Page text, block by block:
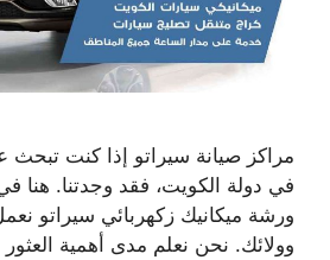
مراكز صيانة سيراتو إذا كنت
في دولة الكويت، فقد وجدتنا. هنا
ورشة ميكانيك زكهربائي سيراتو
وولائك. نحن نعلم مدى أهمية